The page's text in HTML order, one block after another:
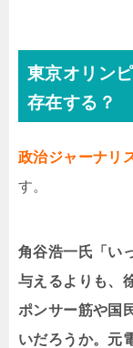
東京オリン
存在する？
政治ジャーナリ
す。
角谷浩一氏「い
与えるよりも、
ポンサー筋や国
いだろうか。元